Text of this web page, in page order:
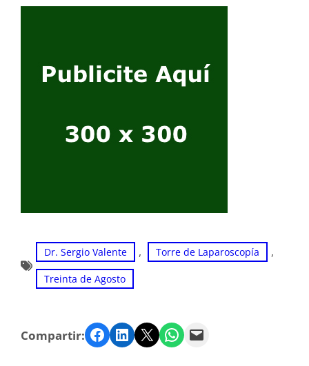
Dr. Sergio Valente , Torre de Laparoscopía ,
Treinta de Agosto
Compartir: Facebook LinkedIn Twitter WhatsApp Email